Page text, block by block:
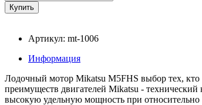
Артикул: mt-1006
Информация
Лодочный мотор Mikatsu M5FHS выбор тех, кто
преимуществ двигателей Mikatsu - технический
высокую удельную мощность при